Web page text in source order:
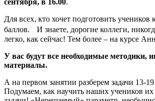
сентября, в 16.00.
Для всех, кто хочет подготовить
баллов. И знаете, дорогие коллеги,
легко, как сейчас! Тем более – на курсе
У вас будут все необходимые методики,
материалы.
А на первом занятии разберем задачи 13-
Подумаем, как научить наших учеников